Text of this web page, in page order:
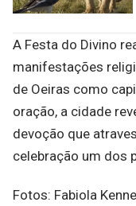
A Festa do Divino
manifestações
de Oeiras como
oração, a cidade
devoção que
celebração um dos
Fotos: Fabiola